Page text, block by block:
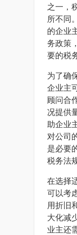
之一，
所不同
的企业
务政策
要的税
为了确
企业主
顾问合
况提供
助企业
对公司
是必要
税务法
在选择
可以考
用折旧
大化减
业主还